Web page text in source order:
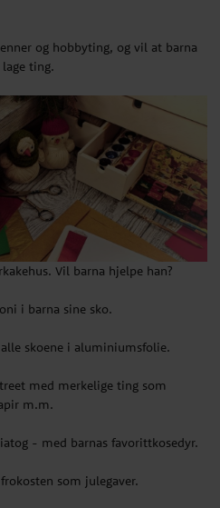
Vil barna hjelpe han?
makaroni i barna sine sko.
inn alle skoene i aluminiumsfolie.
med merkelige ting som
dopapir m.m.
- med barnas favorittkosedyr.
inn frokosten som julegaver.
årets julekort og vil at barna skal
lenge siden barna har pratet med
og vil at barna skal ringe.
og vil at barna skal hjelpe han
og hobbyting, og vil at barna
ting.
Vil barna hjelpe han?
i barna sine sko.
skoene i aluminiumsfolie.
med merkelige ting som
m.m.
- med barnas favorittkosedyr.
som julegaver.